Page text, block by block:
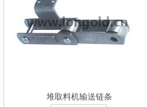
堆取料机输送链条